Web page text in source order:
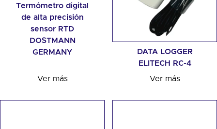
Termómetro digital
de alta precisión
sensor RTD
DOSTMANN
GERMANY
Ver más
DATA LOGGER
ELITECH RC-4
Ver más